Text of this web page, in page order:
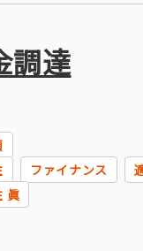
調達
ファイナンス
眞